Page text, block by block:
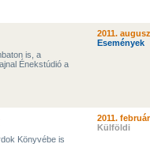
is, a
Énekstúdió a
2011.
Események
Könyvébe is
2011.
Külföldi